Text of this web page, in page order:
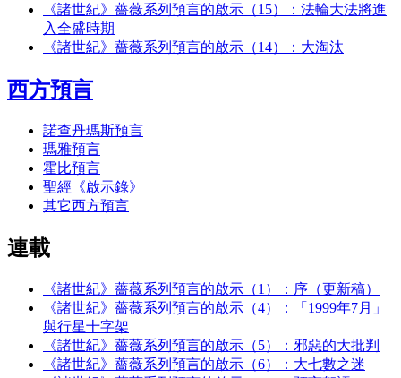
《諸世紀》薔薇系列預言的啟示（15）：法輪大法將進
入全盛時期
《諸世紀》薔薇系列預言的啟示（14）：大淘汰
西方預言
諾查丹瑪斯預言
瑪雅預言
霍比預言
聖經《啟示錄》
其它西方預言
連載
《諸世紀》薔薇系列預言的啟示（1）：序（更新稿）
《諸世紀》薔薇系列預言的啟示（4）：「1999年7月」
與行星十字架
《諸世紀》薔薇系列預言的啟示（5）：邪惡的大批判
《諸世紀》薔薇系列預言的啟示（6）：大七數之迷